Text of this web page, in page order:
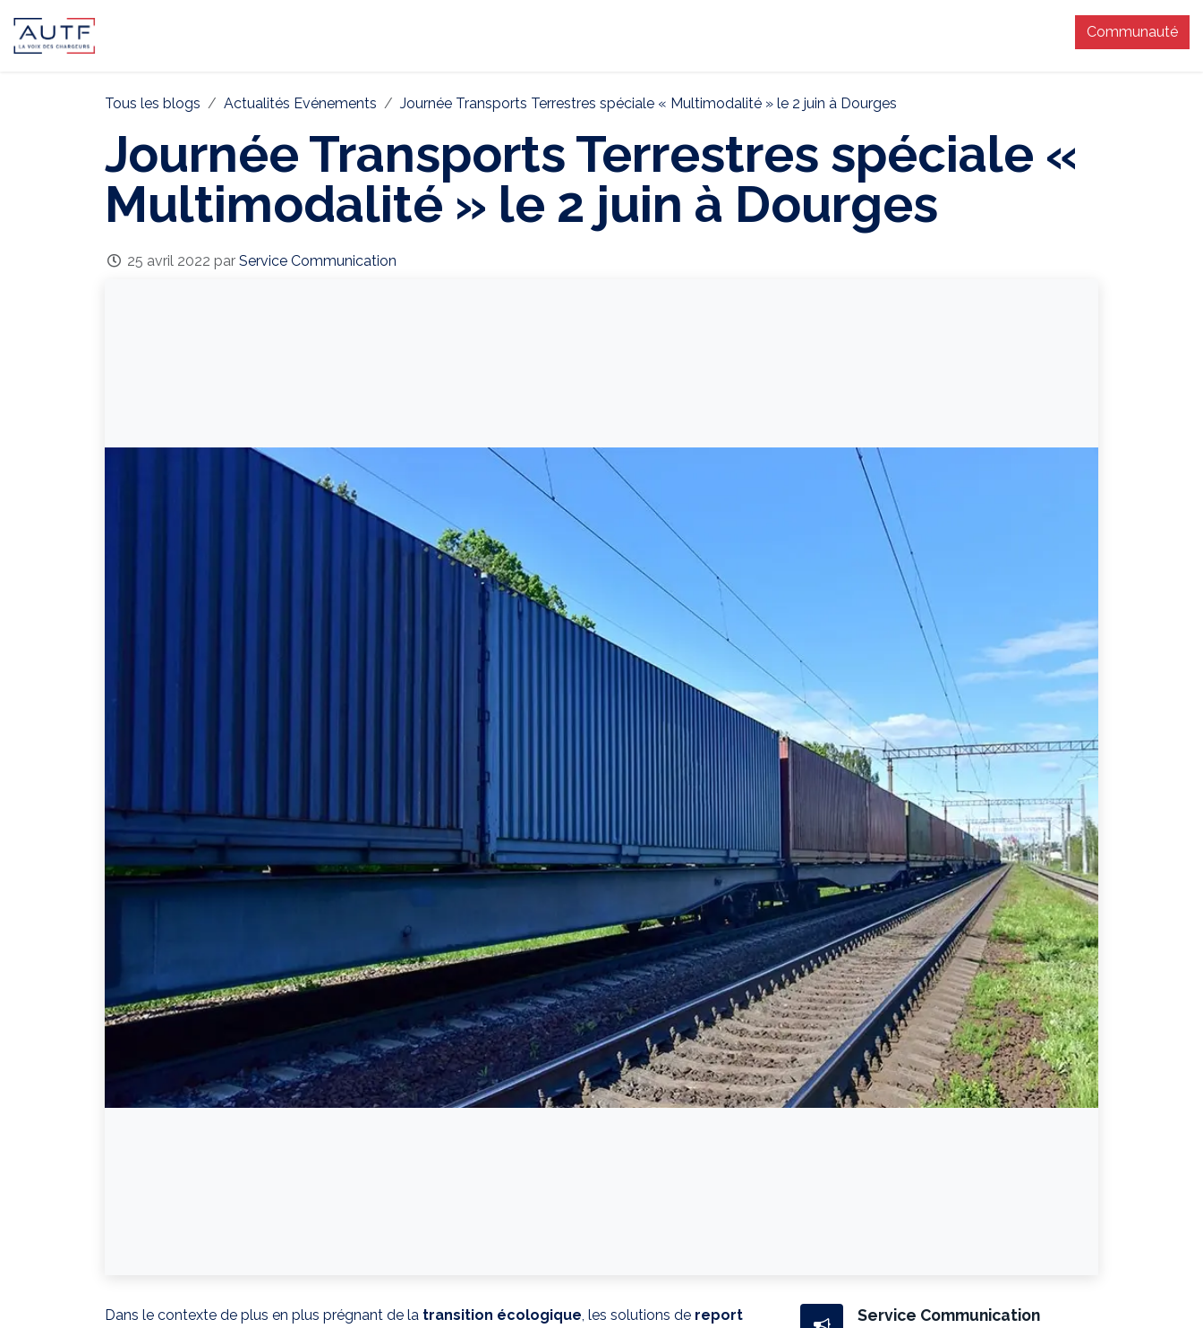
Communauté
Tous les blogs Actualités Evénements Journée Transports Terrestres spéciale « Multimodalité » le 2 juin à Dourges
Journée Transports Terrestres spéciale «
Multimodalité » le 2 juin à Dourges
25 avril 2022 par Service Communication
Dans le contexte de plus en plus prégnant de la transition écologique , les solutions de report
Service Communication